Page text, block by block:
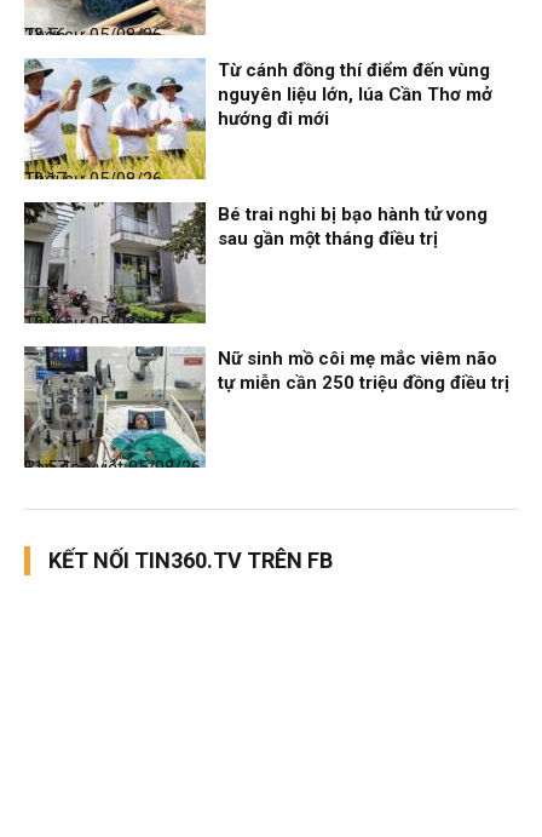
Thời sự
05/08/26, 23:56
Thời sự
05/08/26, 19:17
Từ cánh đồng thí điểm đến vùng
nguyên liệu lớn, lúa Cần Thơ mở
hướng đi mới
Thời sự
05/08/26, 12:06
Bé trai nghi bị bạo hành tử vong
sau gần một tháng điều trị
Bạn đọc viết
05/08/26, 11:57
Nữ sinh mồ côi mẹ mắc viêm não
tự miễn cần 250 triệu đồng điều trị
KẾT NỐI TIN360.TV TRÊN FB